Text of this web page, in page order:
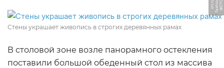
Ф
О
Т
О:
f
a
s
hi
o
n
-i
n
t.
r
u
Стены украшает живопись в строгих деревянных рамах
В столовой зоне возле панорамного остекления
поставили большой обеденный стол из массива